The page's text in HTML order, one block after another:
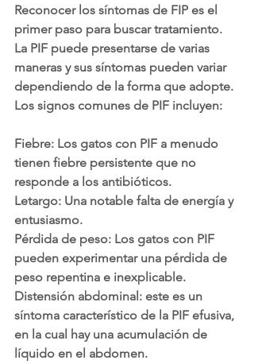
Reconocer los síntomas de FIP es el
primer paso para buscar tratamiento.
La PIF puede presentarse de varias
maneras y sus síntomas pueden variar
dependiendo de la forma que adopte.
Los signos comunes de PIF incluyen:
Fiebre: Los gatos con PIF a menudo
tienen fiebre persistente que no
responde a los antibióticos.
Letargo: Una notable falta de energía y
entusiasmo.
Pérdida de peso: Los gatos con PIF
pueden experimentar una pérdida de
peso repentina e inexplicable.
Distensión abdominal: este es un
síntoma característico de la PIF efusiva,
en la cual hay una acumulación de
líquido en el abdomen.